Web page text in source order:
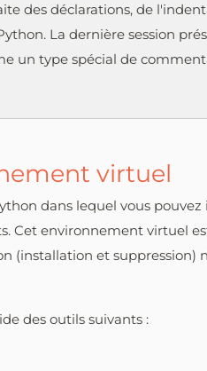
des déclarations, de
La dernière session
un type spécial de
virtuel
dans lequel vous pouvez
Cet environnement virtuel
et suppression)
des outils suivants :